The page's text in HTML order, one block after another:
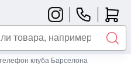
клуба Барселона